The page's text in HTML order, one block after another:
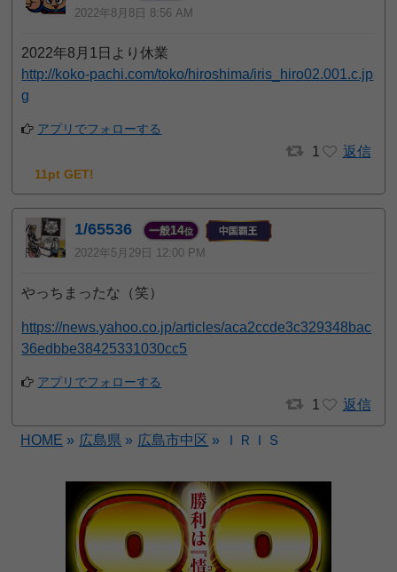
2022年8月8日 8:56 AM
2022年8月1日より休業
http://koko-pachi.com/toko/hiroshima/iris_hiro02.001.c.jp
g
アプリでフォローする
1 返信
11pt GET!
1/65536 一般14位
2022年5月29日 12:00 PM
やっちまったな（笑）
https://news.yahoo.co.jp/articles/aca2ccde3c329348bac
36edbbe38425331030cc5
アプリでフォローする
1 返信
HOME » 広島県 » 広島市中区 » ＩＲＩＳ